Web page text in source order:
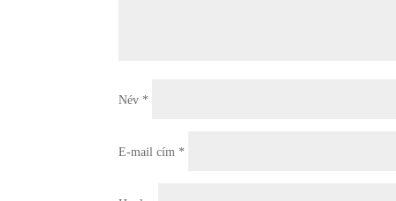
Név *
E-mail cím *